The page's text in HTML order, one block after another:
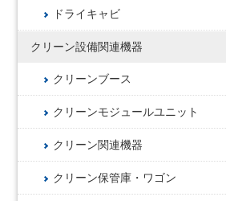
ドライキャビ
クリーン設備関連機器
クリーンブース
クリーンモジュールユニット
クリーン関連機器
クリーン保管庫・ワゴン